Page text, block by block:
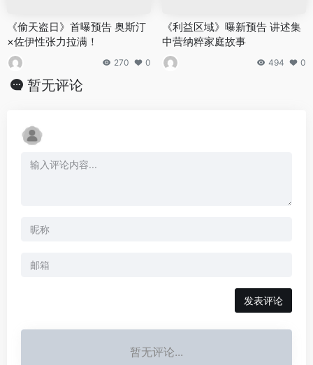
《偷天盗日》首曝预告 奥斯汀
×佐伊性张力拉满！
270 0
《利益区域》曝新预告 讲述集
中营纳粹家庭故事
494 0
暂无评论
发表评论
暂无评论...